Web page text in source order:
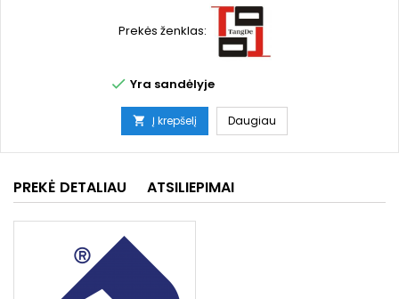
Prekės ženklas:
 Yra sandėlyje
 Į krepšelį Daugiau
PREKĖ DETALIAU ATSILIEPIMAI